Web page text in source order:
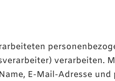
verarbeiten.
E-Mail-Adresse